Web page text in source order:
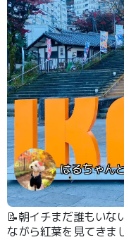
はるちゃん
📝朝イチまだ誰もいな
ながら紅葉を見てきま